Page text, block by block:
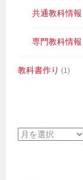
共通教科情報
専門教科情報
教科書作り (1)
ア